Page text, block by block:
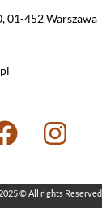
01-452 Warszawa
© All rights Reserved.